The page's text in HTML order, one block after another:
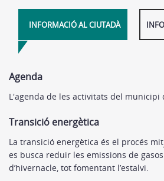
INFORMACIÓ AL CIUTADÀ
Agenda
L'agenda de les activitats del municipi
Transició energètica
La transició energètica és el procés
es busca reduir les emissions de
d’hivernacle, tot fomentant l’estalvi.